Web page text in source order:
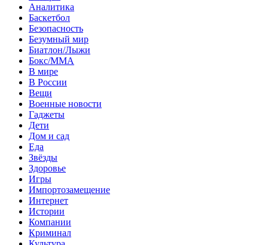
Аналитика
Баскетбол
Безопасность
Безумный мир
Биатлон/Лыжи
Бокс/MMA
В мире
В России
Вещи
Военные новости
Гаджеты
Дети
Дом и сад
Еда
Звёзды
Здоровье
Игры
Импортозамещение
Интернет
Истории
Компании
Криминал